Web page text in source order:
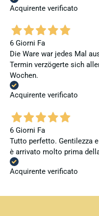
Acquirente verificato
6 Giorni Fa
Die Ware war jedes Mal
Termin verzögerte sich
Wochen.
Acquirente verificato
6 Giorni Fa
Tutto perfetto. Gentilezza
è arrivato molto prima
Acquirente verificato